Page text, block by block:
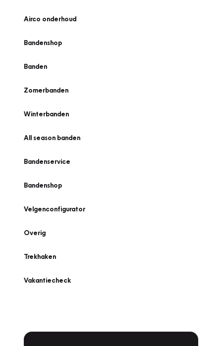
Airco onderhoud
Bandenshop
Banden
Zomerbanden
Winterbanden
All season banden
Bandenservice
Bandenshop
Velgenconfigurator
Overig
Trekhaken
Vakantiecheck